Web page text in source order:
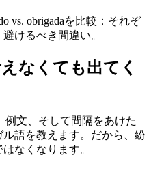
vs. obrigadaを比較：それぞ
けるべき間違い。
なくても出てく
例文、そして間隔をあけた
語を教えます。だから、紛
なくなります。